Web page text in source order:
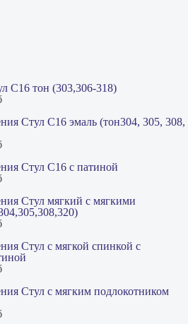
С16 тон (303,306-318)
Стул С16 эмаль (тон304, 305, 308,
Стул С16 с патиной
Стул мягкий с мягкими
Стул с мягкой спинкой с
Стул с мягким подлокотником